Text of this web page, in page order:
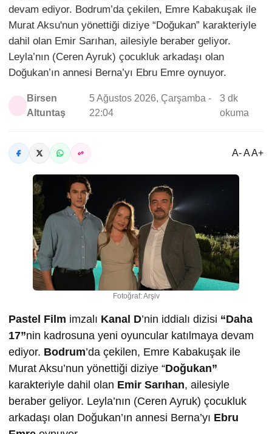
devam ediyor. Bodrum’da çekilen, Emre Kabakuşak ile
Murat Aksu'nun yönettiği diziye “Doğukan” karakteriyle
dahil olan Emir Sarıhan, ailesiyle beraber geliyor.
Leyla’nın (Ceren Ayruk) çocukluk arkadaşı olan
Doğukan’ın annesi Berna’yı Ebru Emre oynuyor.
Birsen
Altuntaş
5 Ağustos 2026, Çarşamba -
22:04
3 dk
okuma
A- A A+
Fotoğraf: Arşiv
Pastel Film imzalı Kanal D’nin iddialı dizisi “Daha
17”nin kadrosuna yeni oyuncular katılmaya devam
ediyor. Bodrum’da çekilen, Emre Kabakuşak ile
Murat Aksu’nun yönettiği diziye “Doğukan”
karakteriyle dahil olan Emir Sarıhan, ailesiyle
beraber geliyor. Leyla’nın (Ceren Ayruk) çocukluk
arkadaşı olan Doğukan’ın annesi Berna’yı Ebru